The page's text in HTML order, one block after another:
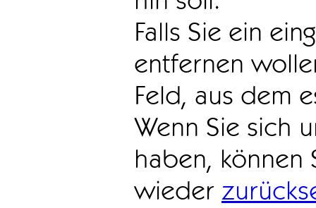
Falls Sie ein
entfernen
Feld, aus dem
Wenn Sie sich
haben, können
wieder